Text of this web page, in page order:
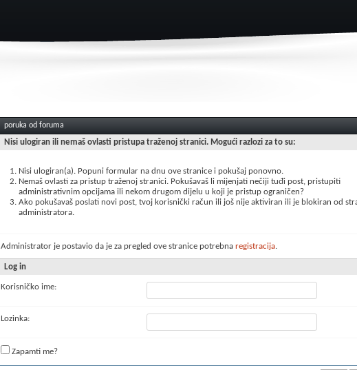
poruka od foruma
Nisi ulogiran ili nemaš ovlasti pristupa traženoj stranici. Mogući razlozi za to su:
Nisi ulogiran(a). Popuni formular na dnu ove stranice i pokušaj ponovno.
Nemaš ovlasti za pristup traženoj stranici. Pokušavaš li mijenjati nečiji tuđi post, pristupiti
administrativnim opcijama ili nekom drugom dijelu u koji je pristup ograničen?
Ako pokušavaš poslati novi post, tvoj korisnički račun ili još nije aktiviran ili je blokiran od
administratora.
Administrator je postavio da je za pregled ove stranice potrebna registracija.
Log in
Korisničko ime:
Lozinka:
Zapamti me?